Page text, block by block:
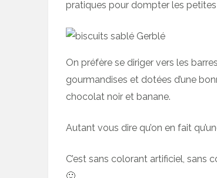
pratiques pour dompter les
On préfère se diriger vers les
gourmandises et dotées d’une
chocolat noir et banane.
Autant vous dire qu’on en fait
C’est sans colorant artificiel, sans
🙂